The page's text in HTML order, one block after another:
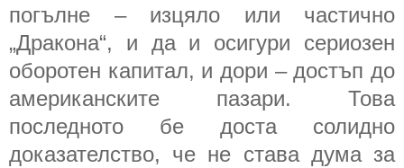
погълне – изцяло или частично
„Дракона“, и да и осигури сериозен
оборотен капитал, и дори – достъп до
американските пазари. Това
последното бе доста солидно
доказателство, че не става дума за